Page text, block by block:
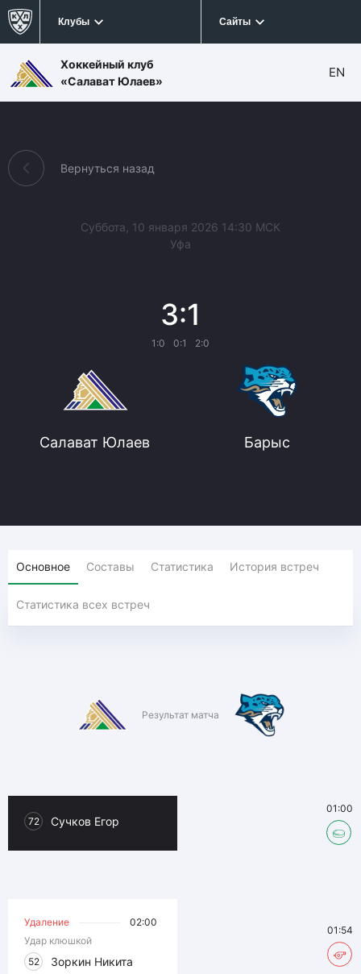
Клубы Сайты
Хоккейный клуб
«Салават Юлаев»
EN
Вернуться назад
Салават Юлаев
Суббота, 10 января 2026 14:30 МСК
Уфа
3:1
1:0 0:1 2:0
Барыс
Основное Составы Статистика История встреч
Статистика всех встреч
Результат матча
72 Сучков Егор
01:00
Удаление
02:00
Удар клюшкой
52
Зоркин Никита
01:54